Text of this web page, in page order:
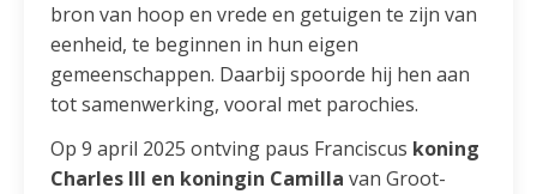
bron van hoop en vrede en getuigen te zijn van
eenheid, te beginnen in hun eigen
gemeenschappen. Daarbij spoorde hij hen aan
tot samenwerking, vooral met parochies.
Op 9 april 2025 ontving paus Franciscus koning
Charles III en koningin Camilla van Groot-